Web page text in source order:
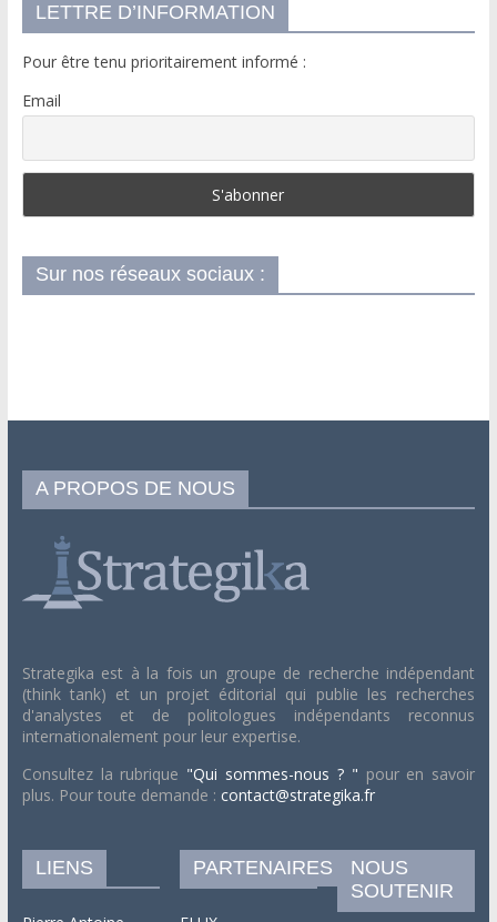
LETTRE D’INFORMATION
Pour être tenu prioritairement informé :
Email
Sur nos réseaux sociaux :
A PROPOS DE NOUS
Strategika est à la fois un groupe de recherche indépendant
(think tank) et un projet éditorial qui publie les recherches
d'analystes et de politologues indépendants reconnus
internationalement pour leur expertise.
Consultez la rubrique "Qui sommes-nous ? " pour en savoir
plus. Pour toute demande : contact@strategika.fr
LIENS PARTENAIRES
NOUS
SOUTENIR